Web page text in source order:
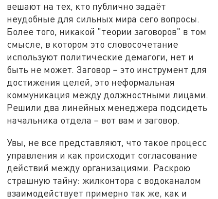
вешают на тех, кто публично задаёт
неудобные для сильных мира сего вопросы.
Более того, никакой "теории заговоров" в том
смысле, в котором это словосочетание
используют политические демагоги, нет и
быть не может. Заговор – это инструмент для
достижения целей, это неформальная
коммуникация между должностными лицами.
Решили два линейных менеджера подсидеть
начальника отдела – вот вам и заговор.
Увы, не все представляют, что такое процесс
управления и как происходит согласование
действий между организациями. Раскрою
страшную тайну: жилконтора с водоканалом
взаимодействует примерно так же, как и